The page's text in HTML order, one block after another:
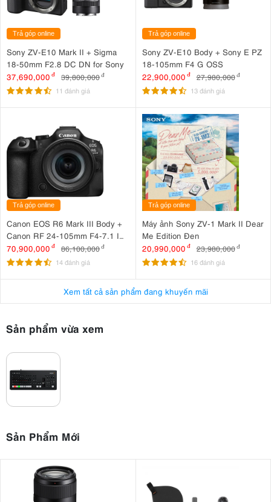
Trả góp online
Sony ZV-E10 Mark II + Sigma
18-50mm F2.8 DC DN for Sony
37,690,000 đ 39,800,000đ
11 đánh giá
Trả góp online
Sony ZV-E10 Body + Sony E PZ
18-105mm F4 G OSS
22,900,000 đ 27,980,000 đ
13 đánh giá
Trả góp online
Canon EOS R6 Mark III Body +
Canon RF 24-105mm F4-7.1 IS
STM
70,900,000 đ 86,100,000đ
14 đánh giá
Trả góp online
Máy ảnh Sony ZV-1 Mark II Dear
Me Edition Đen
20,990,000 đ 23,980,000 đ
16 đánh giá
Xem tất cả sản phẩm đang khuyến mãi
Sản phẩm vừa xem
Sản Phẩm Mới